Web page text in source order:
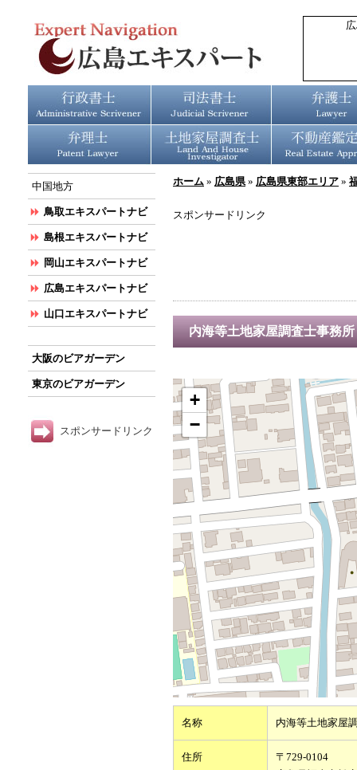
ホーム » 広島県» 広島県東部エリア »
スポンサードリンク
内海等土地家屋調査士事務所
+
−
名称 内海等土地家屋
住所
〒729-0104
中国地方
鳥取エキスパートナビ
島根エキスパートナビ
岡山エキスパートナビ
広島エキスパートナビ
山口エキスパートナビ
大阪のビアガーデン
東京のビアガーデン
スポンサードリンク